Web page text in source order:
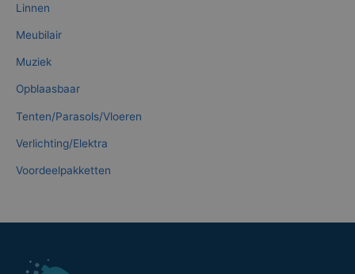
Linnen
Meubilair
Muziek
Opblaasbaar
Tenten/Parasols/Vloeren
Verlichting/Elektra
Voordeelpakketten